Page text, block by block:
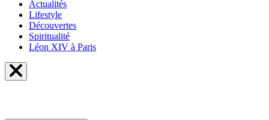
Actualités
Lifestyle
Découvertes
Spiritualité
Léon XIV à Paris